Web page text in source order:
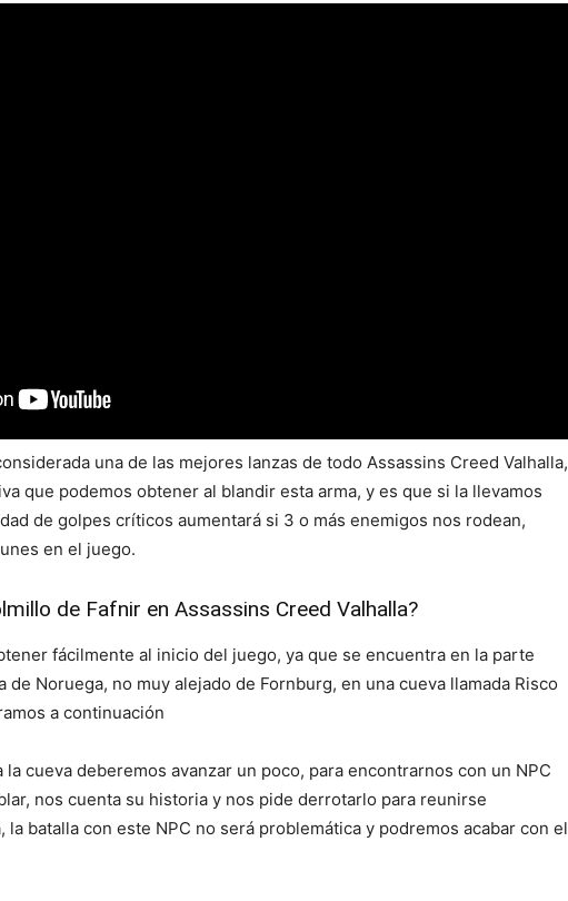
una de las mejores lanzas de todo Assassins Creed Valhalla,
que podemos obtener al blandir esta arma, y es que si la llevamos
de golpes críticos aumentará si 3 o más enemigos nos rodean,
en el juego.
de Fafnir en Assassins Creed Valhalla?
fácilmente al inicio del juego, ya que se encuentra en la parte
de Noruega, no muy alejado de Fornburg, en una cueva llamada Risco
a continuación
la cueva deberemos avanzar un poco, para encontrarnos con un NPC
nos cuenta su historia y nos pide derrotarlo para reunirse
la batalla con este NPC no será problemática y podremos acabar con el